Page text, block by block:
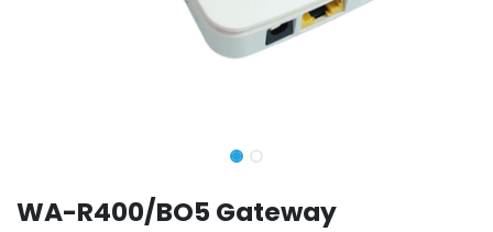
WA-R400/BO5 Gateway